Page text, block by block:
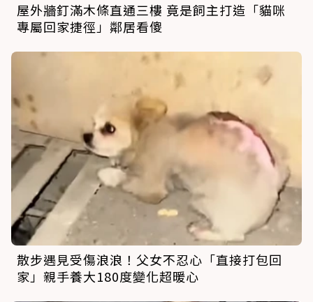
屋外牆釘滿木條直通三樓 竟是飼主打造「貓咪
專屬回家捷徑」鄰居看傻
散步遇見受傷浪浪！父女不忍心「直接打包回
家」親手養大180度變化超暖心